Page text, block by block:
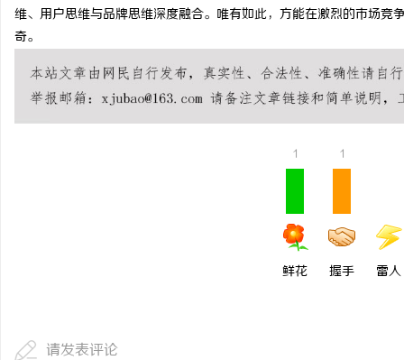
维、用户思维与品牌思维深度融合。唯有如此，方能在激烈的市场
奇。
1
鲜花
1
握手 雷人
请发表评论